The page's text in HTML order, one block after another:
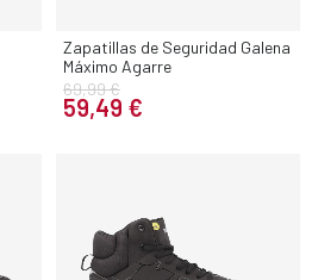
Zapatillas de Seguridad Galena
Máximo Agarre
69,99 €
59,49 €